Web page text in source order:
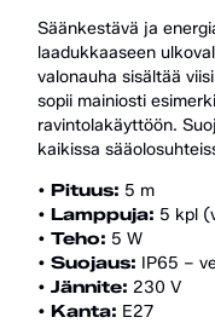
Säänkestävä ja
laadukkaaseen
valonauha sisältää
sopii mainiosti
ravintolakäyttöön.
kaikissa
• Pituus: 5 m
• Lamppuja: 5 kpl
• Teho: 5 W
• Suojaus: IP65 –
• Jännite: 230 V
• Kanta: E27